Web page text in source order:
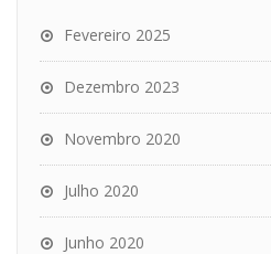
Fevereiro 2025
Dezembro 2023
Novembro 2020
Julho 2020
Junho 2020